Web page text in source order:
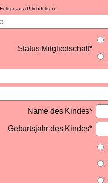
aus (Pflichtfelder).
Status Mitgliedschaft*
Name des Kindes*
Geburtsjahr des Kindes*